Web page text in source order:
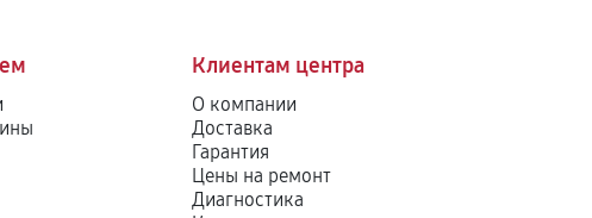
Клиентам центра
О компании
Доставка
Гарантия
Цены на ремонт
Диагностика